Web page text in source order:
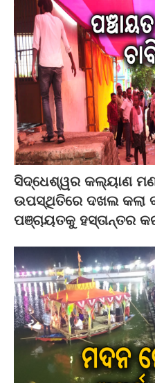
ସିଦ୍ଧେଶ୍ୱର କଲ୍ୟାଣ
ଉପସ୍ଥିତିରେ ଦଖଲ କଲା
ପଞ୍ଚାୟତକୁ ହସ୍ତାନ୍ତର